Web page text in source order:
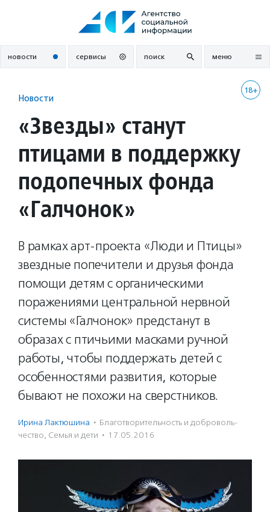
новости сервисы поиск меню
18+
Новости
«Звезды» станут
птицами в поддержку
подопечных фонда
«Галчонок»
В рамках арт-проекта «Люди и Птицы»
звездные попечители и друзья фонда
помощи детям с органическими
поражениями центральной нервной
системы «Галчонок» предстанут в
образах с птичьими масками ручной
работы, чтобы поддержать детей с
особенностями развития, которые
бывают не похожи на сверстников.
Ирина Лактюшина · Благотвори­тель­ность и доброволь­
чест­во, Семья и дети · 17.05.2016